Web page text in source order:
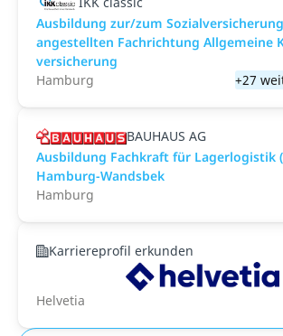
Aus­bild­ung zur/zum
angestellten­ Fach­richtung All­gemeine
versicher­ung
Hamburg
+27
BAUHAUS AG
Ausbildung Fachkraft für Lagerlogistik
Hamburg-Wandsbek
Hamburg
Karriereprofil erkunden
Helvetia